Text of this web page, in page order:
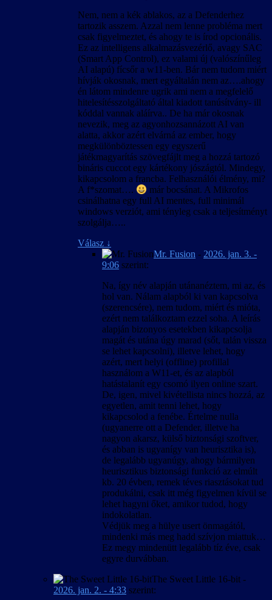
Nem, nem a kék ablakos, az a Defenderhez
tartozik asszem. Azzal nem lenne probléma mert
csak figyelmeztet, és ahogy te is írod opcionális.
Ez az intelligens alkalmazásvezérlő, avagy SAC
(Smart App Control), ez valami új (valószínűleg
AI alapú) fícsőr a w11-ben. Bár nem tudom miért
hívják okosnak, mert egyáltalán nem az….ahogy
én látom mindenre ugrik ami nem a megfelelő
hitelesítésszolgáltató által kiadott tanúsítvány- ill
kóddal vannak aláírva.. De ha már okosnak
nevezik, meg az agyonhozsannázott AI van
alatta, akkor azért elvárná az ember, hogy
megkülönböztessen egy egyszerű
játékmagyarítás szövegfájlt meg a hozzá tartozó
bináris cuccot egy kártékony jószágtól. Mindegy,
kikapcsolom a francba. Felhasználói élmény, mi?
A f*szomat….
már bocsánat. A Mikrofos
csinálhatna egy full AI mentes, full minimál
windows verziót, ami tényleg csak a teljesítményt
szolgálja…..
Válasz ↓
Mr. Fusion - 2026. jan. 3. -
9:06 szerint:
Na, így név alapján utánanéztem, mi az, és
hol van. Nálam alapból ki van kapcsolva
(szerencsére), nem tudom, miért és mióta,
ezért nem találkoztam ezzel soha. A leírás
alapján bizonyos esetekben kikapcsolja
magát és utána úgy marad (sőt, talán vissza
se lehet kapcsolni), illetve lehet, hogy
azért, mert helyi (offline) profillal
használom a W11-et, és az alapból
hatástalanít egy csomó ilyen online szart.
De, igen, mivel kivétellista nincs hozzá, az
egyetlen, amit tenni lehet, hogy
kikapcsolod a fenébe. Értelme nulla
(ugyanerre ott a Defender, illetve ha
nagyon akarsz, külső biztonsági szoftver,
és abban is ugyanígy van heurisztika is),
de legalább ugyanúgy, ahogy bármilyen
heurisztikus biztonsági funkció az elmúlt
kb. 20 évben, remek téves riasztásokat tud
produkálni, csak itt még figyelmen kívül se
lehet hagyni őket, amikor tudod, hogy
indokolatlan.
Védjük meg a hülye usert önmagától,
mindenki más meg hadd szívjon miattuk…
Ez megy mindenütt legalább tíz éve, csak
egyre durvábban.
The Sweet Little 16-bit -
2026. jan. 2. - 4:33 szerint: